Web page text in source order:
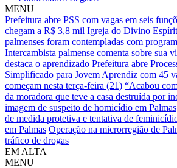
MENU
Prefeitura abre PSS com vagas em seis
chegam a R$ 3,8 mil Igreja do Divino
palmenses foram contempladas com
Intercambista palmense comenta sobre sua
destaca o aprendizado Prefeitura abre
Simplificado para Jovem Aprendiz com 45
começam nesta terça-feira (21) “Acabou
da moradora que teve a casa destruída por
imagem de suspeito de homicídio em Palmas
de medida protetiva e tentativa de
em Palmas Operação na microrregião de
tráfico de drogas
EM ALTA
MENU